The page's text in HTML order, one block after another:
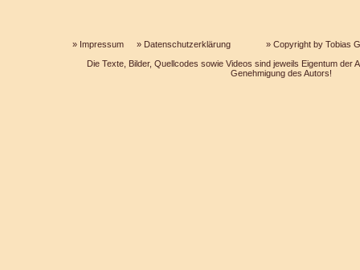
» Impressum » Datenschutzerklärung
» Copyright by Tobias
Die Texte, Bilder, Quellcodes sowie Videos sind jeweils Eigentum der
Genehmigung des Autors!